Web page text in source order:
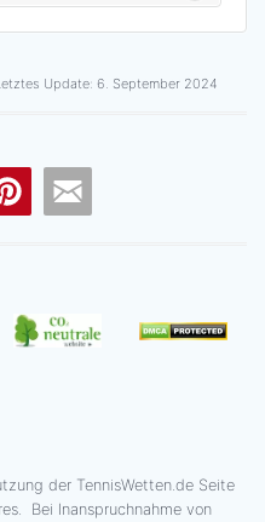
Update: 6. September 2024
der TennisWetten.de Seite
Bei Inanspruchnahme von